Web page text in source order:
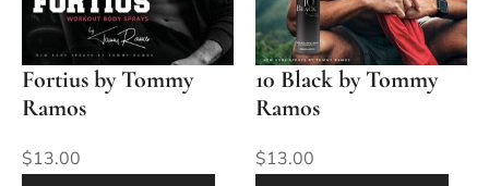
Fortius by Tommy
Ramos
$13.00
10 Black by Tommy
Ramos
$13.00